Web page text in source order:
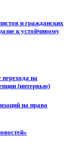
и гражданских
к устойчивому
на
(интервью)
на право